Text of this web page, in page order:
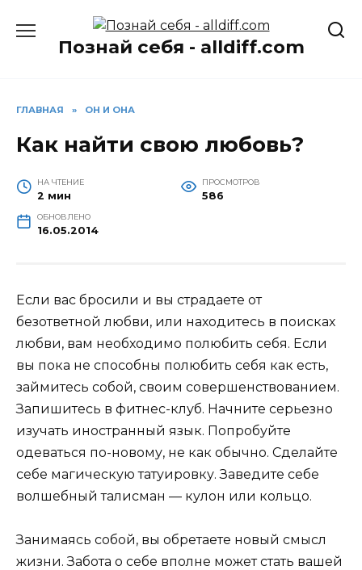
содержаниюПознай себя - alldiff.com
ГЛАВНАЯ » ОН И ОНА
Как найти свою любовь?
НА ЧТЕНИЕ
2 мин
ПРОСМОТРОВ
586
ОБНОВЛЕНО
16.05.2014
Если вас бросили и вы страдаете от
безответной любви, или находитесь в поисках
любви, вам необходимо полюбить себя. Если
вы пока не способны полюбить себя как есть,
займитесь собой, своим совершенствованием.
Запишитесь в фитнес-клуб. Начните серьезно
изучать иностранный язык. Попробуйте
одеваться по-новому, не как обычно. Сделайте
себе магическую татуировку. Заведите себе
волшебный талисман — кулон или кольцо.
Занимаясь собой, вы обретаете новый смысл
жизни. Забота о себе вполне может стать вашей